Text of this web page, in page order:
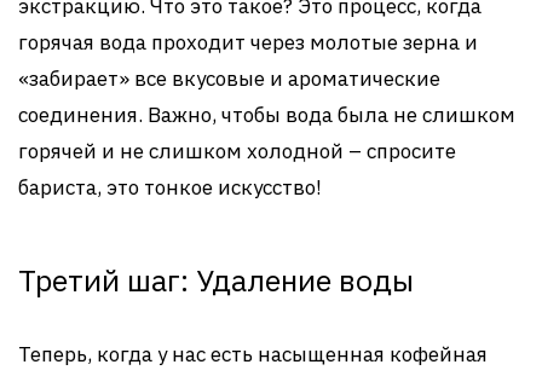
экстракцию. Что это такое? Это процесс, когда
горячая вода проходит через молотые зерна и
«забирает» все вкусовые и ароматические
соединения. Важно, чтобы вода была не слишком
горячей и не слишком холодной – спросите
бариста, это тонкое искусство!
Третий шаг: Удаление воды
Теперь, когда у нас есть насыщенная кофейная